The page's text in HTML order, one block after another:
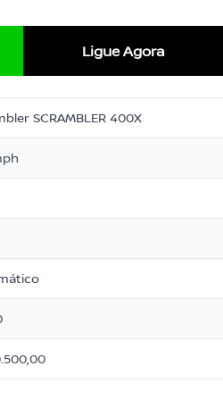
Ligue Agora
SCRAMBLER 400X